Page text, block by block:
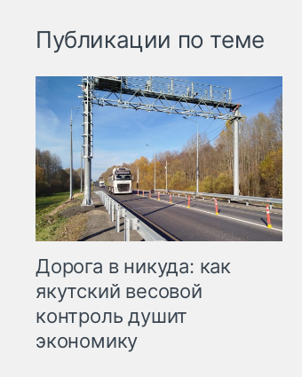
Публикации по теме
Дорога в никуда: как
якутский весовой
контроль душит
экономику